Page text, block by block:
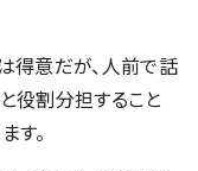
得意だが、人前で話
役割分担すること
す。